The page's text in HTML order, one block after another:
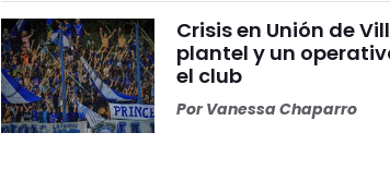
Crisis en Unión de
plantel y un
el club
PorVanessa Chaparro